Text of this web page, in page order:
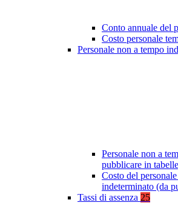
Conto annuale del
Costo personale
Personale non a tempo
Personale non a
pubblicare in
Costo del
indeterminato (da
Tassi di assenza 25